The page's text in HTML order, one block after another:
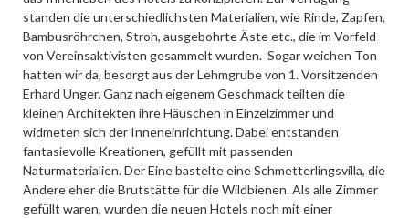
standen die unterschiedlichsten Materialien, wie Rinde, Zapfen,
Bambusröhrchen, Stroh, ausgebohrte Äste etc., die im Vorfeld
von Vereinsaktivisten gesammelt wurden. Sogar weichen Ton
hatten wir da, besorgt aus der Lehmgrube von 1. Vorsitzenden
Erhard Unger. Ganz nach eigenem Geschmack teilten die
kleinen Architekten ihre Häuschen in Einzelzimmer und
widmeten sich der Inneneinrichtung. Dabei entstanden
fantasievolle Kreationen, gefüllt mit passenden
Naturmaterialien. Der Eine bastelte eine Schmetterlingsvilla, die
Andere eher die Brutstätte für die Wildbienen. Als alle Zimmer
gefüllt waren, wurden die neuen Hotels noch mit einer